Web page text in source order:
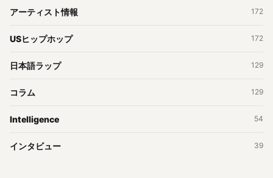
アーティスト情報 172
USヒップホップ 172
日本語ラップ 129
コラム 129
Intelligence 54
インタビュー 39